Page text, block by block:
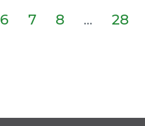
6 7 8 ... 28